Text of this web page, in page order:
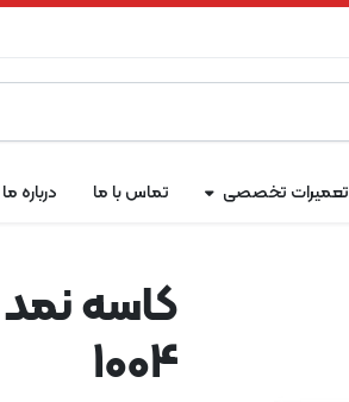
تعمیرات تخصصی تماس با ما درباره ما
کاسه نمد
1004